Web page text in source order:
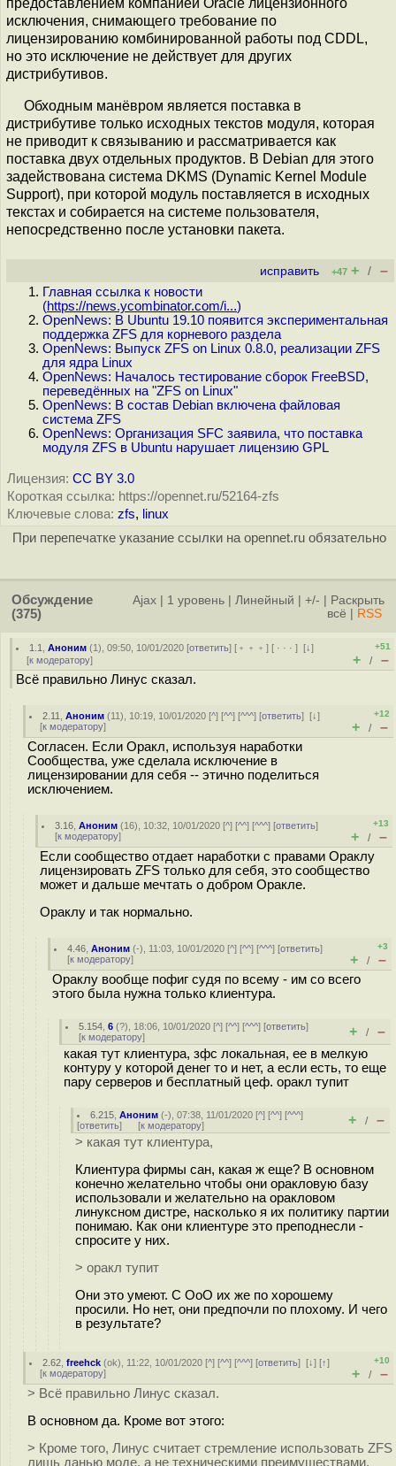
предоставлением компанией Oracle лицензионного
исключения, снимающего требование по
лицензированию комбинированной работы под CDDL,
но это исключение не действует для других
дистрибутивов.
Обходным манёвром является поставка в
дистрибутиве только исходных текстов модуля, которая
не приводит к связыванию и рассматривается как
поставка двух отдельных продуктов. В Debian для этого
задействована система DKMS (Dynamic Kernel Module
Support), при которой модуль поставляется в исходных
текстах и собирается на системе пользователя,
непосредственно после установки пакета.
исправить +47 + / –
Главная ссылка к новости
(https://news.ycombinator.com/i...)
OpenNews: В Ubuntu 19.10 появится экспериментальная
поддержка ZFS для корневого раздела
OpenNews: Выпуск ZFS on Linux 0.8.0, реализации ZFS
для ядра Linux
OpenNews: Началось тестирование сборок FreeBSD,
переведённых на "ZFS on Linux"
OpenNews: В состав Debian включена файловая
система ZFS
OpenNews: Организация SFC заявила, что поставка
модуля ZFS в Ubuntu нарушает лицензию GPL
Лицензия: CC BY 3.0
Короткая ссылка: https://opennet.ru/52164-zfs
Ключевые слова: zfs, linux
При перепечатке указание ссылки на opennet.ru обязательно
Обсуждение
(375)
Ajax 1 уровень Линейный +/-
Раскрыть
всё
RSS
1.1 ,Аноним (1), 09:50, 10/01/2020 [ответить] [ ﹢﹢﹢] [ · · ·][↓]
[к модератору]
+51
+ / –
Всё правильно Линус сказал.
2.11 ,Аноним (11), 10:19, 10/01/2020 [^] [^^] [^^^] [ответить][↓]
[к модератору]
+12
+ / –
Согласен. Если Оракл, используя наработки
Сообщества, уже сделала исключение в
лицензировании для себя -- этично поделиться
исключением.
3.16 ,Аноним (16), 10:32, 10/01/2020 [^] [^^] [^^^] [ответить]
[к модератору]
+13
+ / –
Если сообщество отдает наработки с правами Ораклу
лицензировать ZFS только для себя, это сообщество
может и дальше мечтать о добром Оракле.
Ораклу и так нормально.
4.46 ,Аноним (-), 11:03, 10/01/2020 [^] [^^] [^^^] [ответить]
[к модератору]
+3
+ / –
Ораклу вообще пофиг судя по всему - им со всего
этого была нужна только клиентура.
5.154 ,6 (?), 18:06, 10/01/2020 [^] [^^] [^^^] [ответить]
[к модератору] + / –
какая тут клиентура, зфс локальная, ее в мелкую
контуру у которой денег то и нет, а если есть, то еще
пару серверов и бесплатный цеф. оракл тупит
6.215 ,Аноним (-), 07:38, 11/01/2020 [^] [^^] [^^^]
[ответить] [к модератору] + / –
> какая тут клиентура,
Клиентура фирмы сан, какая ж еще? В основном
конечно желательно чтобы они оракловую базу
использовали и желательно на оракловом
линуксном дистре, насколько я их политику партии
понимаю. Как они клиентуре это преподнесли -
спросите у них.
> оракл тупит
Они это умеют. С ОоО их же по хорошему
просили. Но нет, они предпочли по плохому. И чего
в результате?
2.62 ,freehck (ok), 11:22, 10/01/2020 [^] [^^] [^^^] [ответить][↓] [↑]
[к модератору]
+10
+ / –
> Всё правильно Линус сказал.
В основном да. Кроме вот этого:
> Кроме того, Линус считает стремление использовать ZFS
лишь данью моде, а не техническими преимуществами.